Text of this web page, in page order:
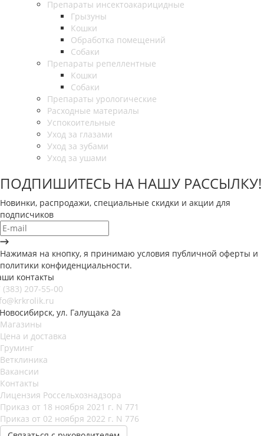
Препараты инсектоакарицидные
Грызуны
Кошки
Обработка помещений
Собаки
Препараты репеллентные
Кошки
Собаки
Препараты урологические
Расходные материалы
Успокоительные
Уход за глазами
Уход за зубами
Уход за ушами
ПОДПИШИТЕСЬ НА НАШУ РАССЫЛКУ!
Новинки, распродажи, специальные скидки и акции для
подписчиков
Нажимая на кнопку, я принимаю условия публичной оферты и
политики конфиденциальности.
контакты
(383) 207-55-00
ул. Галущака 2а
Магазины
Цена и доставка
Груминг
Ветклиника
Вакансии
Контакты
Лицензия Россельхознадзора
Приказ от 18 ноября 2021 г. N 771
Приказ от 02 ноября 2022 г. N 776